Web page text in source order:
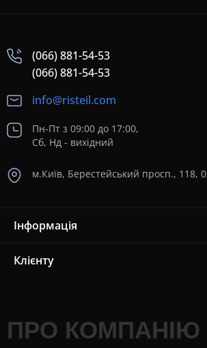
(066) 881-54-53
(066) 881-54-53
info@risteil.com
Пн-Пт з 09:00 до 17:00,
Сб, Нд - вихідний
м.Київ, Берестейський просп., 118,
Інформація
Клієнту
ПРО КОМПАНІЮ